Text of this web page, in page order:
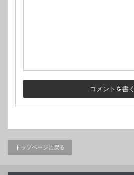
トップページに戻る